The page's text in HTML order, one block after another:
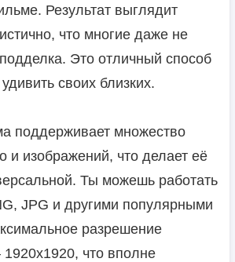
Результат выглядит
что многие даже не
Это отличный способ
своих близких.
поддерживает множество
и изображений, что делает её
Ты можешь работать
JPG и другими популярными
разрешение
что вполне